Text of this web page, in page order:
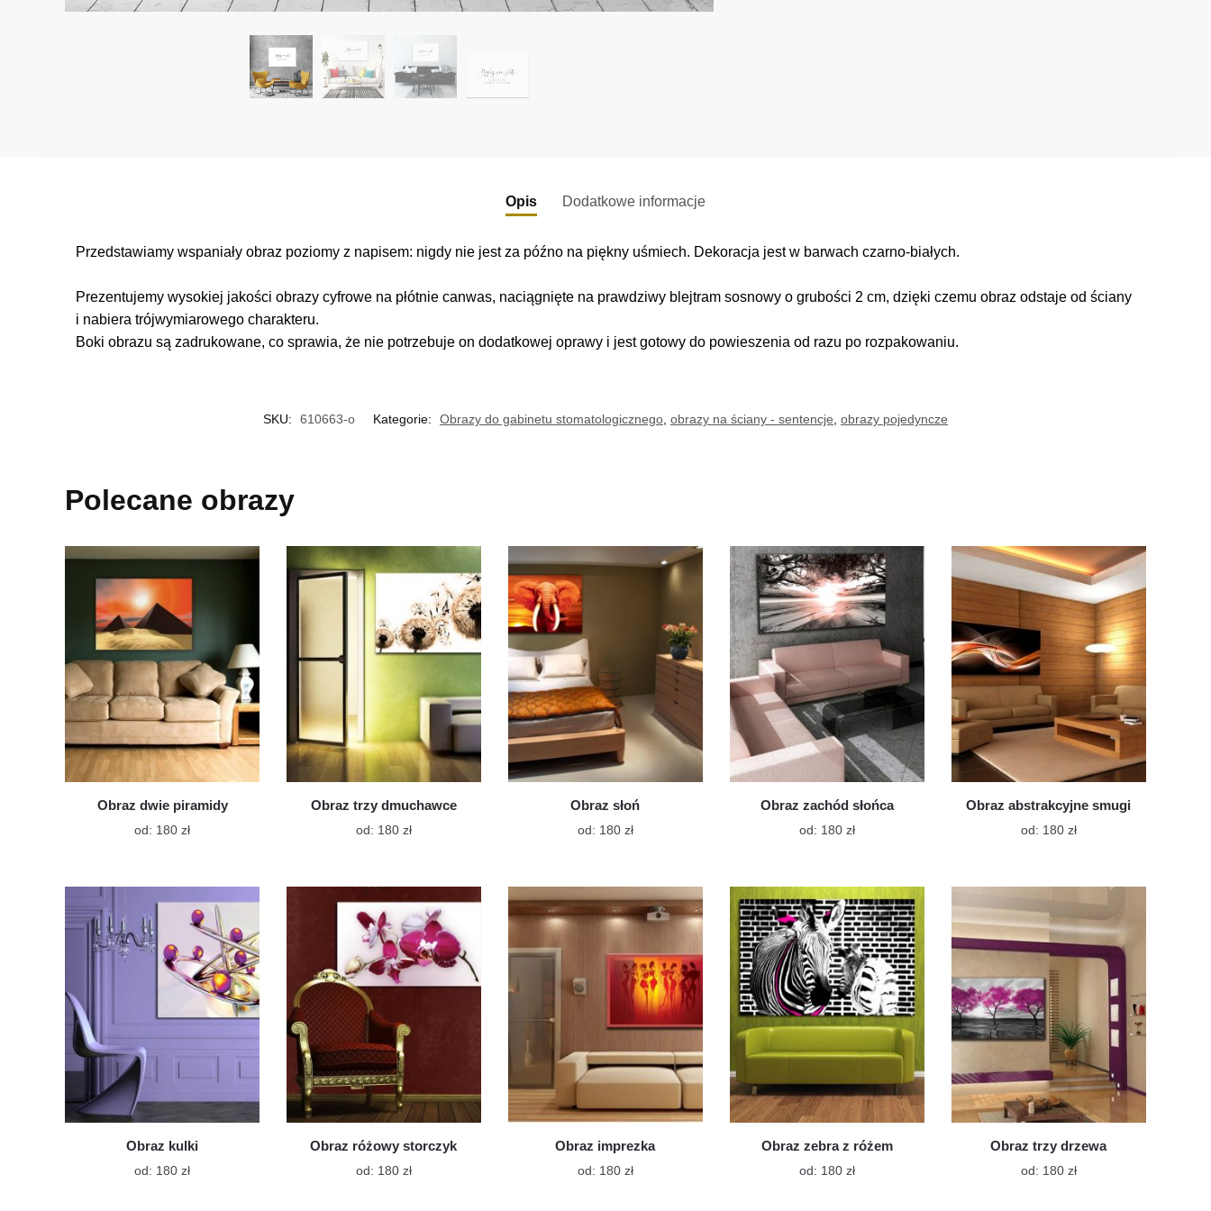
Opis Dodatkowe informacje
Przedstawiamy wspaniały obraz poziomy z napisem: nigdy nie jest za późno na piękny uśmiech. Dekoracja jest w barwach czarno-białych.
Prezentujemy wysokiej jakości obrazy cyfrowe na płótnie canwas, naciągnięte na prawdziwy blejtram sosnowy o grubości 2 cm, dzięki czemu obraz odstaje od ściany
i nabiera trójwymiarowego charakteru.
Boki obrazu są zadrukowane, co sprawia, że nie potrzebuje on dodatkowej oprawy i jest gotowy do powieszenia od razu po rozpakowaniu.
SKU: 610663-o Kategorie: Obrazy do gabinetu stomatologicznego obrazy na ściany - sentencje obrazy pojedyncze
Polecane obrazy
Obraz dwie piramidy
od: 180 złTen
wiele
wariantów.
Opcje
można
wybrać
na
stronie
Obraz trzy dmuchawce
od: 180 złTen
wiele
wariantów.
Opcje
można
wybrać
na
produktu
Obraz słoń
od: 180 złTen
wiele
wariantów.
Opcje
wybrać
na
stronie
produktu
Obraz zachód słońca
od: 180 złTen
wiele
wariantów.
Opcje
można
wybrać
na
stronie
produktu
Obraz abstrakcyjne smugi
od: 180 złTen
wiele
wariantów.
Opcje
można
wybrać
stronie
produktu
Obraz kulki
od: 180 złTen
Obraz różowy storczyk
od: 180 złTen
Obraz imprezka
od: 180 złTen
Obraz zebra z różem
od: 180 złTen
Obraz trzy drzewa
od: 180 złTen